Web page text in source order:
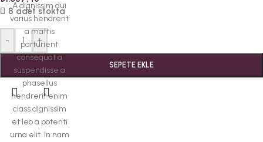
A dignissim dui
varius hendrerit
a mattis
parturient
consequat a
suspendisse a
phasellus
hendrerit enim
class dignissim
et leo a potenti
urna elit. In nam
8 adet stokta
- +
SEPETE EKLE